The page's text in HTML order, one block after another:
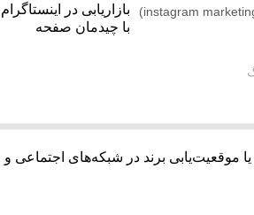
بازاریابی در اینستاگرام
با چیدمان صفحه
موقعیت‌یابی برند در شبکه‌های اجتماعی و